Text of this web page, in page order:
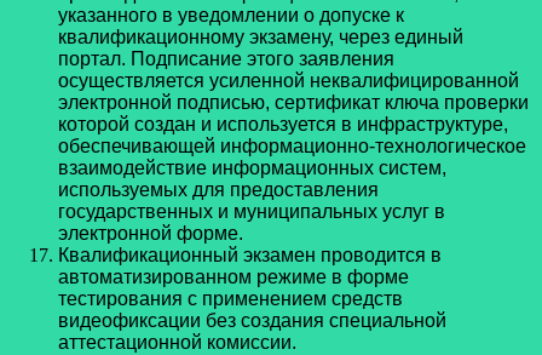
указанного в уведомлении о допуске к
квалификационному экзамену, через единый
портал. Подписание этого заявления
осуществляется усиленной неквалифицированной
электронной подписью, сертификат ключа проверки
которой создан и используется в инфраструктуре,
обеспечивающей информационно-технологическое
взаимодействие информационных систем,
используемых для предоставления
государственных и муниципальных услуг в
электронной форме.
Квалификационный экзамен проводится в
автоматизированном режиме в форме
тестирования с применением средств
видеофиксации без создания специальной
аттестационной комиссии.